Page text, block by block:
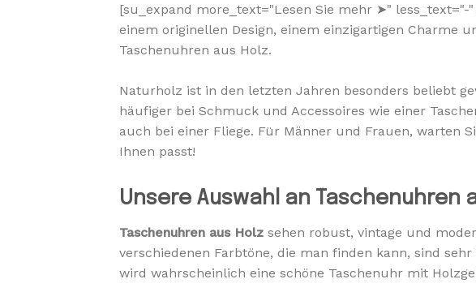
[su_expand more_text="Lesen Sie mehr ➤"
einem originellen Design, einem einzigartigen Charme
Taschenuhren aus Holz.
Naturholz ist in den letzten Jahren besonders beliebt
häufiger bei Schmuck und Accessoires wie einer
auch bei einer Fliege. Für Männer und Frauen, warten
Ihnen passt!
Unsere Auswahl an Taschenuhren
Taschenuhren aus Holz sehen robust, vintage und
verschiedenen Farbtöne, die man finden kann, sind
wird wahrscheinlich eine schöne Taschenuhr mit